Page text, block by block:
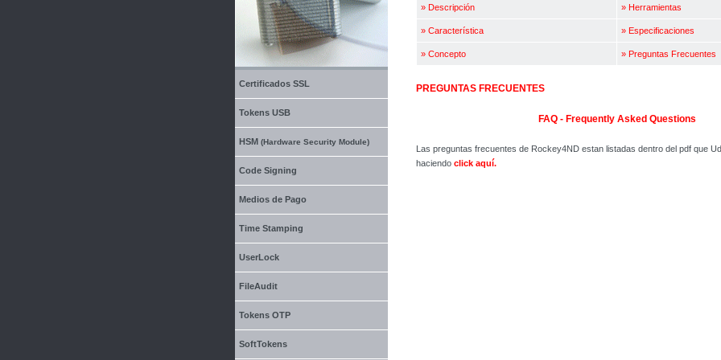
Certificados SSL
Tokens USB
HSM (Hardware Security Module)
Code Signing
Medios de Pago
Time Stamping
UserLock
FileAudit
Tokens OTP
SoftTokens
» Descripción » Herramientas
» Característica » Especificaciones
» Concepto » Preguntas Frecuentes
PREGUNTAS FRECUENTES
FAQ - Frequently Asked Questions
Las preguntas frecuentes de Rockey4ND estan listadas dentro del pdf que
haciendo click aquí.